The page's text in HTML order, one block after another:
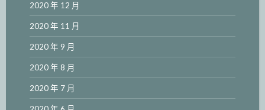
2020 年 12 月
2020 年 11 月
2020 年 9 月
2020 年 8 月
2020 年 7 月